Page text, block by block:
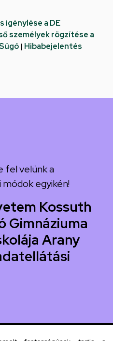
igénylése a DE
személyek rögzítése a
| Hibabejelentés
fel velünk a
egyikén!
Kossuth
Gimnáziuma
Arany